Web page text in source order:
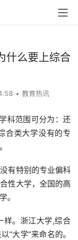
什么要上综合
• 教育热讯
科范围可分为：还
合类大学没有的专
有特别的专业偏科
性大学，全国的高
。
样。浙江大学,综合
“大学”来命名的。